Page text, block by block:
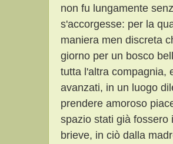
non fu lungamente
s'accorgesse: per la
maniera men discreta
giorno per un bosco
tutta l'altra compagnia,
avanzati, in un luogo
prendere amoroso
spazio stati già fossero
brieve, in ciò dalla